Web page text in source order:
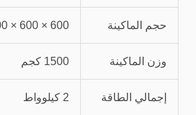
حجم الماكينة 600 × 600 × 600 × 1600 مم
وزن الماكينة 1500 كجم
إجمالي الطاقة 2 كيلوواط